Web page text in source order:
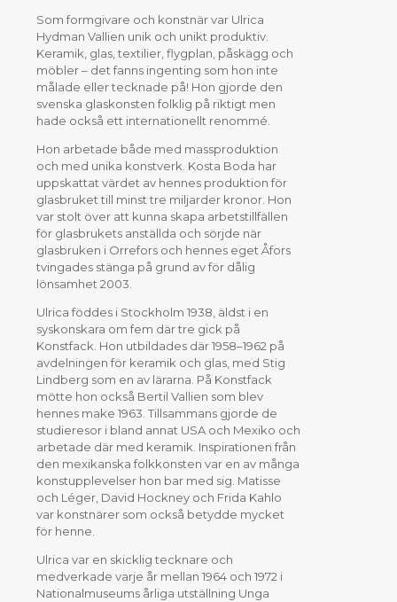
Som formgivare och konstnär var Ulrica
Hydman Vallien unik och unikt produktiv.
Keramik, glas, textilier, flygplan, påskägg och
möbler – det fanns ingenting som hon inte
målade eller tecknade på! Hon gjorde den
svenska glaskonsten folklig på riktigt men
hade också ett internationellt renommé.
Hon arbetade både med massproduktion
och med unika konstverk. Kosta Boda har
uppskattat värdet av hennes produktion för
glasbruket till minst tre miljarder kronor. Hon
var stolt över att kunna skapa arbetstillfällen
för glasbrukets anställda och sörjde när
glasbruken i Orrefors och hennes eget Åfors
tvingades stänga på grund av för dålig
lönsamhet 2003.
Ulrica föddes i Stockholm 1938, äldst i en
syskonskara om fem där tre gick på
Konstfack. Hon utbildades där 1958–1962 på
avdelningen för keramik och glas, med Stig
Lindberg som en av lärarna. På Konstfack
mötte hon också Bertil Vallien som blev
hennes make 1963. Tillsammans gjorde de
studieresor i bland annat USA och Mexiko och
arbetade där med keramik. Inspirationen från
den mexikanska folkkonsten var en av många
konstupplevelser hon bar med sig. Matisse
och Léger, David Hockney och Frida Kahlo
var konstnärer som också betydde mycket
för henne.
Ulrica var en skicklig tecknare och
medverkade varje år mellan 1964 och 1972 i
Nationalmuseums årliga utställning Unga